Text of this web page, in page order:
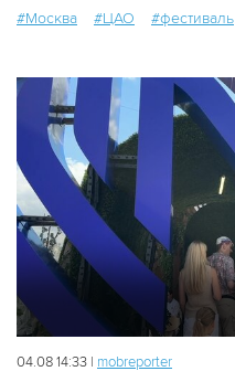
#Москва #ЦАО #фестиваль
04.08 14:33 | mobreporter